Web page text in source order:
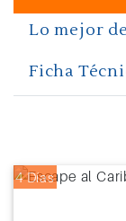
Lo mejor
Ficha
4 Días